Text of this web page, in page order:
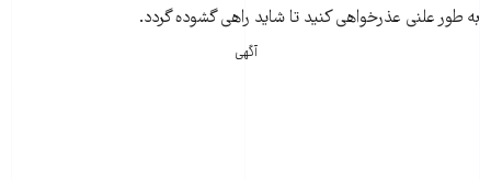
به طور علنی عذرخواهی کنید تا شاید راهی گشوده گردد.
آگهی